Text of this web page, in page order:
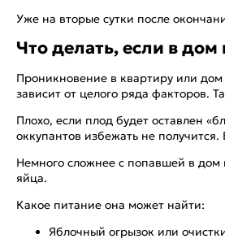
Уже на вторые сутки после
Что делать, если в
Проникновение в квартиру или
зависит от целого ряда факторов.
Плохо, если плод будет оставлен
оккупантов избежать не
Немного сложнее с попавшей в
яйца.
Какое питание она может найти:
Яблочный огрызок или